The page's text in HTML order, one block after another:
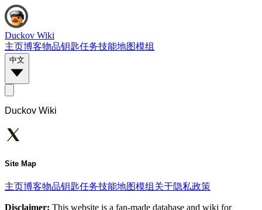
Duckov Wiki
主页博客物品钥匙任务技能地图模组
中文
Duckov Wiki
Site Map
主页博客物品钥匙任务技能地图模组 关于隐私政策
Disclaimer: This website is a fan-made database and wiki for